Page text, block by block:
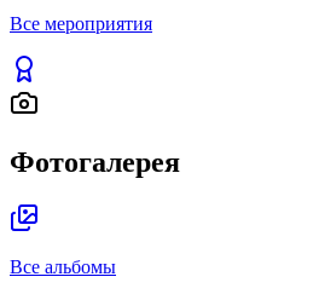
Все мероприятия
Фотогалерея
Все альбомы